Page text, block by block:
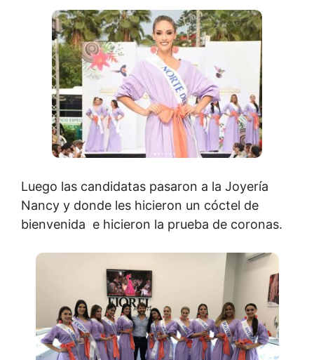
Luego las candidatas pasaron a la Joyería
Nancy y donde les hicieron un cóctel de
bienvenida e hicieron la prueba de coronas.